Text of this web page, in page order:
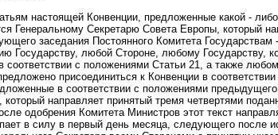
настоящей Конвенции, предложенные какой -
Генеральному Секретарю Совета Европы, который
заседания Постоянного Комитета
Государству, любой Стороне, любому Государству,
с положениями Статьи 21, а также
присоединиться к Конвенции в
в соответствии с положениями
направляет принятый тремя четвертями
одобрения Комитета Министров этот текст
в силу в первый день месяца, следующего после